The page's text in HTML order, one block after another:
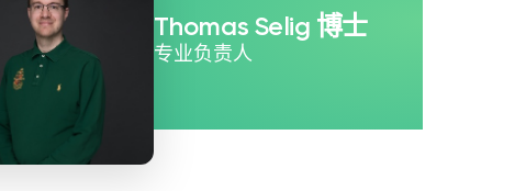
Thomas Selig 博士
专业负责人